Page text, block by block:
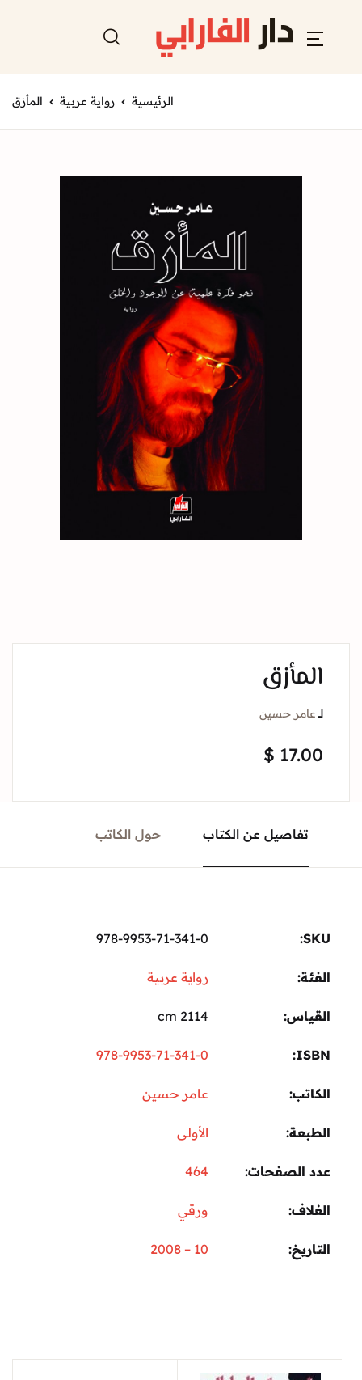
الرئيسية رواية عربية المأزق
المأزق
لــ عامر حسين
$ 17.00
تفاصيل عن الكتاب حول الكاتب
SKU:
978-9953-71-341-0
الفئة: رواية عربية
القياس 2114 cm
ISBN
978-9953-71-341-0
الكاتب عامر حسين
الطبعة الأولى
عدد الصفحات 464
الغلاف ورقي
التاريخ 10 – 2008